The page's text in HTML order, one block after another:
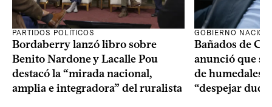
PARTIDOS POLÍTICOS
Bordaberry lanzó libro sobre
Benito Nardone y Lacalle Pou
destacó la “mirada nacional,
amplia e integradora” del ruralista
GOBIERNO
Bañados de
anunció que
de humedales
“despejar